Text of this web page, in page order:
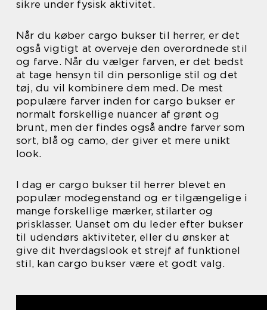
sikre under fysisk aktivitet.
Når du køber cargo bukser til herrer, er det
også vigtigt at overveje den overordnede stil
og farve. Når du vælger farven, er det bedst
at tage hensyn til din personlige stil og det
tøj, du vil kombinere dem med. De mest
populære farver inden for cargo bukser er
normalt forskellige nuancer af grønt og
brunt, men der findes også andre farver som
sort, blå og camo, der giver et mere unikt
look.
I dag er cargo bukser til herrer blevet en
populær modegenstand og er tilgængelige i
mange forskellige mærker, stilarter og
prisklasser. Uanset om du leder efter bukser
til udendørs aktiviteter, eller du ønsker at
give dit hverdagslook et strejf af funktionel
stil, kan cargo bukser være et godt valg.